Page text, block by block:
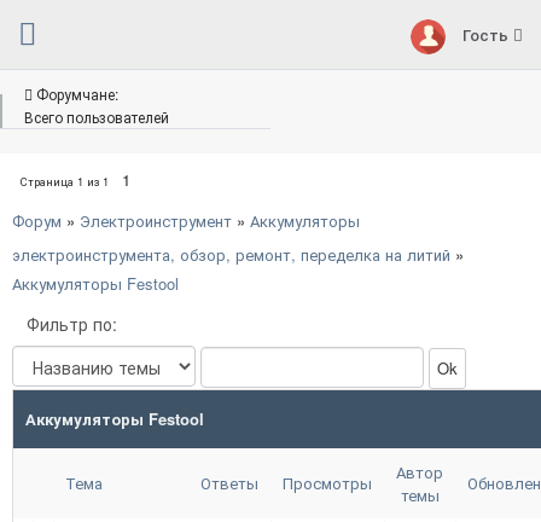
Гость
Форумчане:
Всего пользователей
Страница 1 из 1
1
Форум » Электроинструмент » Аккумуляторы
электроинструмента, обзор, ремонт, переделка на литий »
Аккумуляторы Festool
Фильтр по:
Аккумуляторы Festool
Тема Ответы Просмотры
Автор
темы